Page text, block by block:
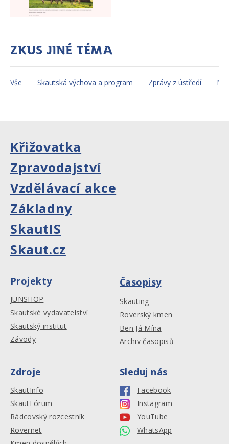
Zkus jiné téma
Vše Skautská výchova a program Zprávy z ústředí
Křižovatka
Zpravodajství
Vzdělávací akce
Základny
SkautIS
Skaut.cz
Projekty
JUNSHOP
Skautské vydavatelství
Skautský institut
Závody
Časopisy
Skauting
Roverský kmen
Ben Já Mína
Archiv časopisů
Zdroje
SkautInfo
SkautFórum
Rádcovský rozcestník
Rovernet
Sleduj nás
Facebook
Instagram
YouTube
WhatsApp